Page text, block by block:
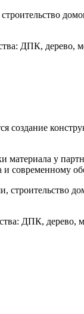
ДПК, дерево,
создание
материала у
и современному
строительство
ДПК, дерево,